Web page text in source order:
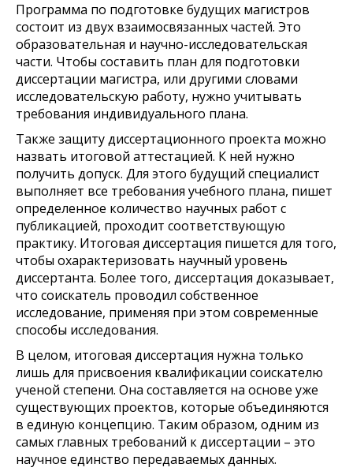
Программа по подготовке будущих магистров
состоит из двух взаимосвязанных частей. Это
образовательная и научно-исследовательская
части. Чтобы составить план для подготовки
диссертации магистра, или другими словами
исследовательскую работу, нужно учитывать
требования индивидуального плана.
Также защиту диссертационного проекта можно
назвать итоговой аттестацией. К ней нужно
получить допуск. Для этого будущий специалист
выполняет все требования учебного плана, пишет
определенное количество научных работ с
публикацией, проходит соответствующую
практику. Итоговая диссертация пишется для того,
чтобы охарактеризовать научный уровень
диссертанта. Более того, диссертация доказывает,
что соискатель проводил собственное
исследование, применяя при этом современные
способы исследования.
В целом, итоговая диссертация нужна только
лишь для присвоения квалификации соискателю
ученой степени. Она составляется на основе уже
существующих проектов, которые объединяются
в единую концепцию. Таким образом, одним из
самых главных требований к диссертации – это
научное единство передаваемых данных.